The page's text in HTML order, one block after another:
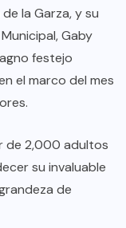
la Garza, y su
Gaby
festejo
el marco del mes
de 2,000 adultos
su invaluable
de